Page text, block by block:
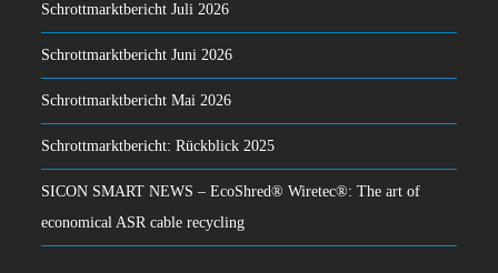
Schrottmarktbericht Juli 2026
Schrottmarktbericht Juni 2026
Schrottmarktbericht Mai 2026
Schrottmarktbericht: Rückblick 2025
SICON SMART NEWS – EcoShred® Wiretec®: The art of
economical ASR cable recycling